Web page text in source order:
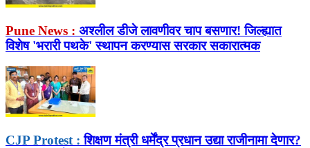
Pune News : अश्लील डीजे लावणीवर चाप बसणार! जिल्ह्यात
विशेष 'भरारी पथके' स्थापन करण्यास सरकार सकारात्मक
CJP Protest : शिक्षण मंत्री धर्मेंद्र प्रधान उद्या राजीनामा देणार?